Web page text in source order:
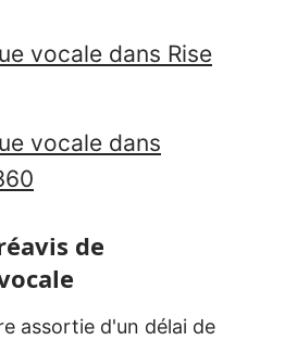
vocale dans Rise
vocale dans
de
assortie d'un délai de